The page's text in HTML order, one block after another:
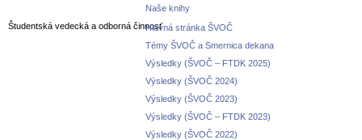
Naše knihy
Študentská vedecká a odborná činnosťHlavná stránka ŠVOČ
Témy ŠVOČ a Smernica dekana
Výsledky (ŠVOČ – FTDK 2025)
Výsledky (ŠVOČ 2024)
Výsledky (ŠVOČ 2023)
Výsledky (ŠVOČ – FTDK 2023)
Výsledky (ŠVOČ 2022)